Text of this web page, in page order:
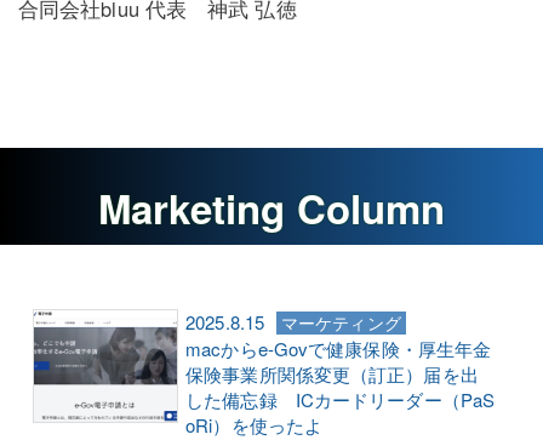
合同会社bluu 代表 神武 弘徳
Marketing Column
2025.8.15 マーケティング
macからe-Govで健康保険・厚生年金
保険事業所関係変更（訂正）届を出
した備忘録 ICカードリーダー（PaS
oRi）を使ったよ